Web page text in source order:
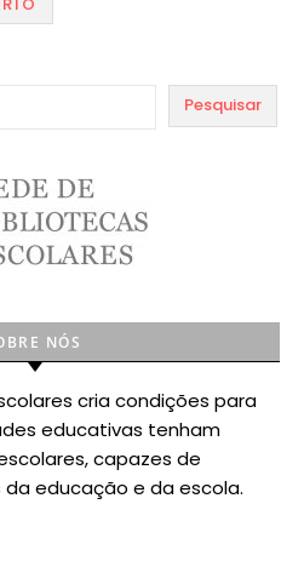
Pesquisar
NÓS
cria condições para
educativas tenham
capazes de
educação e da escola.